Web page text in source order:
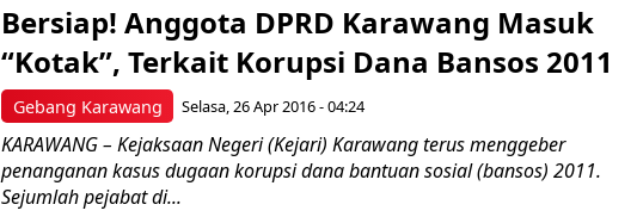
Gebang Karawang
Bersiap! Anggota DPRD Karawang Masuk
“Kotak”, Terkait Korupsi Dana Bansos 2011
Selasa, 26 Apr 2016 - 04:24
KARAWANG – Kejaksaan Negeri (Kejari) Karawang terus menggeber
penanganan kasus dugaan korupsi dana bantuan sosial (bansos) 2011.
Sejumlah pejabat di...